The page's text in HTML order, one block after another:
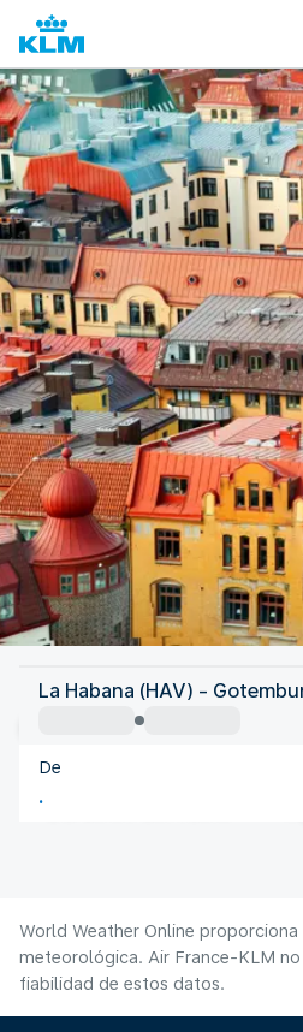
Suecia
Gotemburgo
Suecia
La Habana (HAV) -
De
World Weather Online
meteorológica. Air France-KLM
fiabilidad de estos datos.